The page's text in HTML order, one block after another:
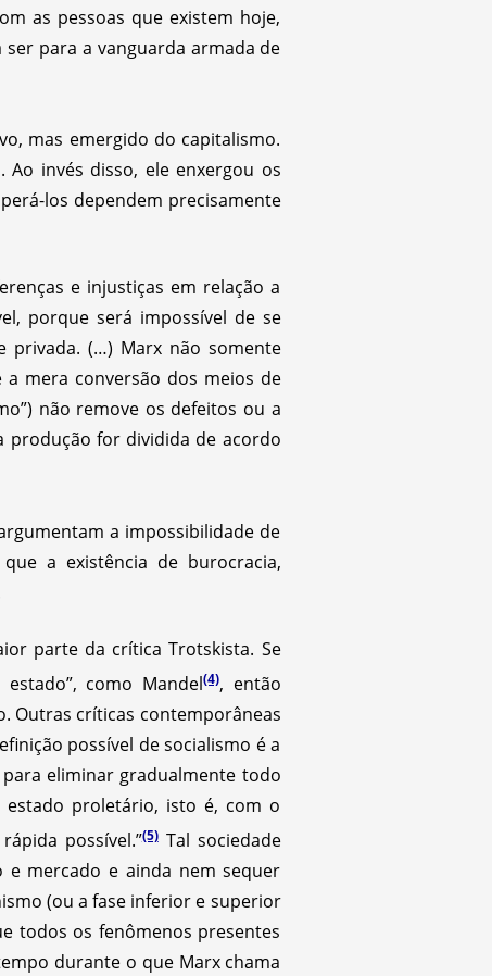
as pessoas que existem hoje,
para a vanguarda armada de
mas emergido do capitalismo.
invés disso, ele enxergou os
los dependem precisamente
e injustiças em relação a
porque será impossível de se
privada. (…) Marx não somente
mera conversão dos meios de
não remove os defeitos ou a
produção for dividida de acordo
a impossibilidade de
a existência de burocracia,
parte da crítica Trotskista. Se
como Mandel(4), então
Outras críticas contemporâneas
possível de socialismo é a
eliminar gradualmente todo
proletário, isto é, com o
possível.”(5)Tal sociedade
mercado e ainda nem sequer
(ou a fase inferior e superior
todos os fenômenos presentes
durante o que Marx chama